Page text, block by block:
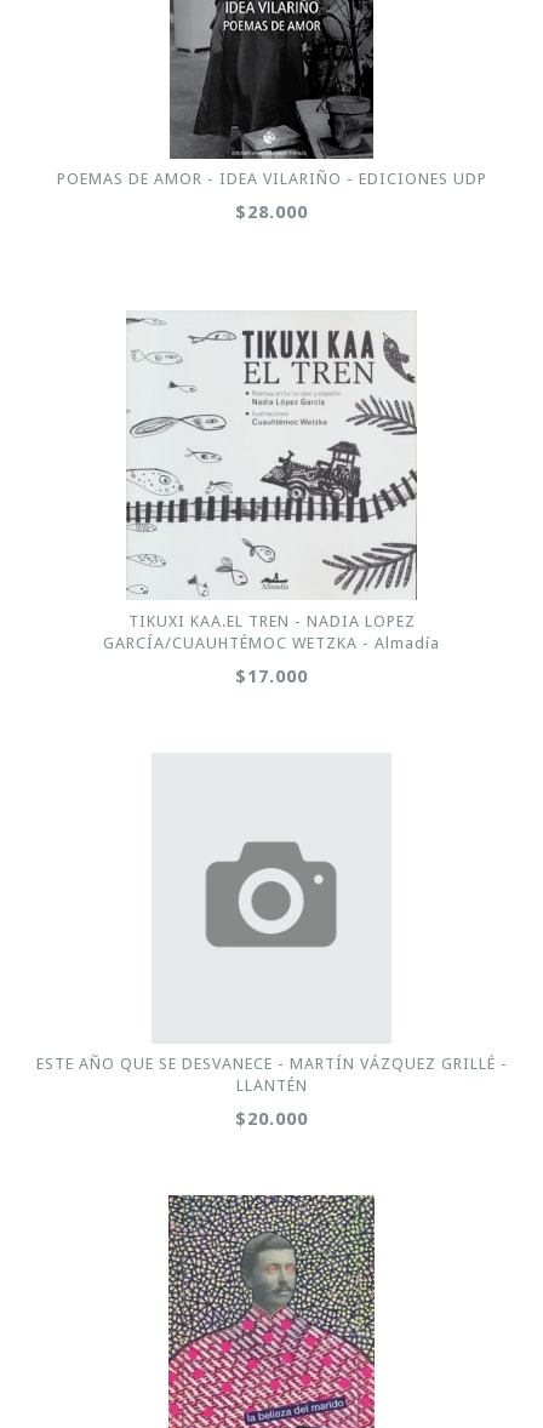
POEMAS DE AMOR - IDEA VILARIÑO - EDICIONES UDP
$28.000
TIKUXI KAA.EL TREN - NADIA LOPEZ
GARCÍA/CUAUHTÉMOC WETZKA - Almadía
$17.000
ESTE AÑO QUE SE DESVANECE - MARTÍN VÁZQUEZ GRILLÉ -
LLANTÉN
$20.000